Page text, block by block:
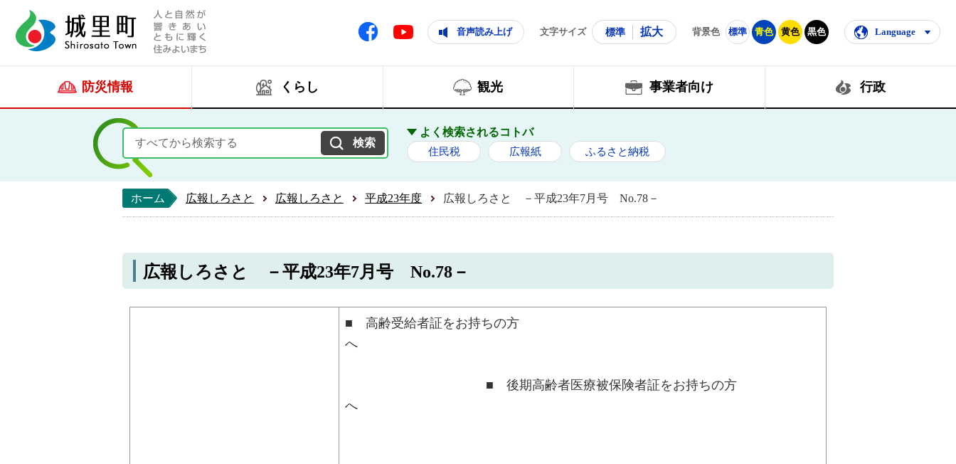
Facebook Youtube 音声読み上げ 文字サイズ 標準 拡大 背景色 標準 青色 黄色 黒色 Language
防災情報 くらし 観光 事業者向け 行政
よく検索されるコトバ
住民税 広報紙 ふるさと納税
ホーム 広報しろさと 広報しろさと 平成23年度 広報しろさと －平成23年7月号 No.78－
広報しろさと －平成23年7月号 No.78－
■ 高齢受給者証をお持ちの方
へ
■ 後期高齢者医療被保険者証をお持ちの方
へ